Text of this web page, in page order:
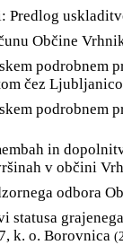
Predlog
Občine
podrobnem
čez Ljubljanico
podrobnem
in
v občini
odbora
statusa
k. o. Borovnica